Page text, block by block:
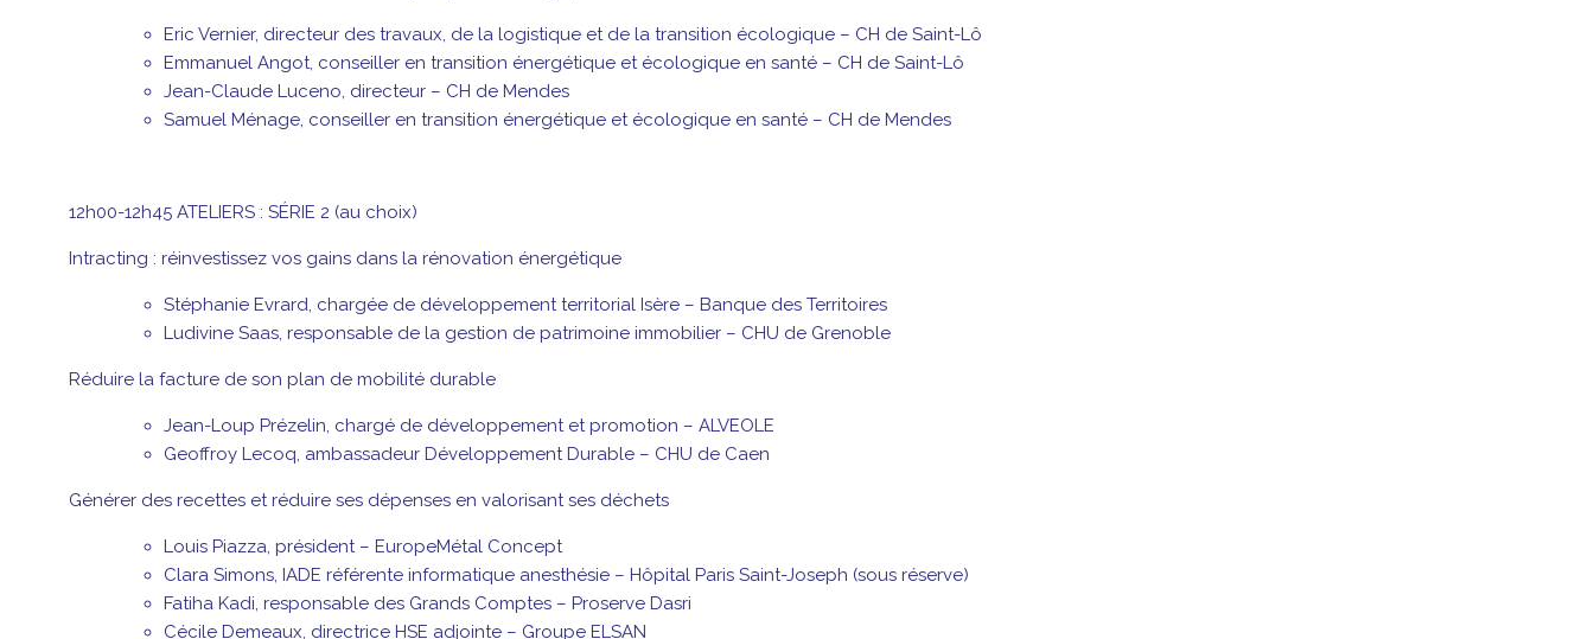
Eric Vernier, directeur des travaux, de la logistique et de la transition écologique – CH de Saint-Lô
Emmanuel Angot, conseiller en transition énergétique et écologique en santé – CH de Saint-Lô
Jean-Claude Luceno, directeur – CH de Mendes
Samuel Ménage, conseiller en transition énergétique et écologique en santé – CH de Mendes
12h00-12h45 ATELIERS : SÉRIE 2 (au choix)
Intracting : réinvestissez vos gains dans la rénovation énergétique
Stéphanie Evrard, chargée de développement territorial Isère – Banque des Territoires
Ludivine Saas, responsable de la gestion de patrimoine immobilier – CHU de Grenoble
Réduire la facture de son plan de mobilité durable
Jean-Loup Prézelin, chargé de développement et promotion – ALVEOLE
Geoffroy Lecoq, ambassadeur Développement Durable – CHU de Caen
Générer des recettes et réduire ses dépenses en valorisant ses déchets
Louis Piazza, président – EuropeMétal Concept
Clara Simons, IADE référente informatique anesthésie – Hôpital Paris Saint-Joseph (sous réserve)
Fatiha Kadi, responsable des Grands Comptes – Proserve Dasri
Cécile Demeaux, directrice HSE adjointe – Groupe ELSAN